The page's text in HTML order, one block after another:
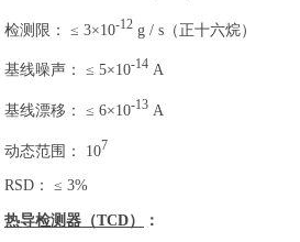
检测限： ≤ 3×10-12 g / s（正十六烷）
基线噪声： ≤ 5×10-14 A
基线漂移： ≤ 6×10-13 A
动态范围： 107
RSD： ≤ 3%
热导检测器（TCD） ：